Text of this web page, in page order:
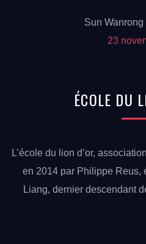
Sun
23
ÉCOLE DU
L’école du lion d’or,
en 2014 par Philippe Reus,
Liang, dernier descendant